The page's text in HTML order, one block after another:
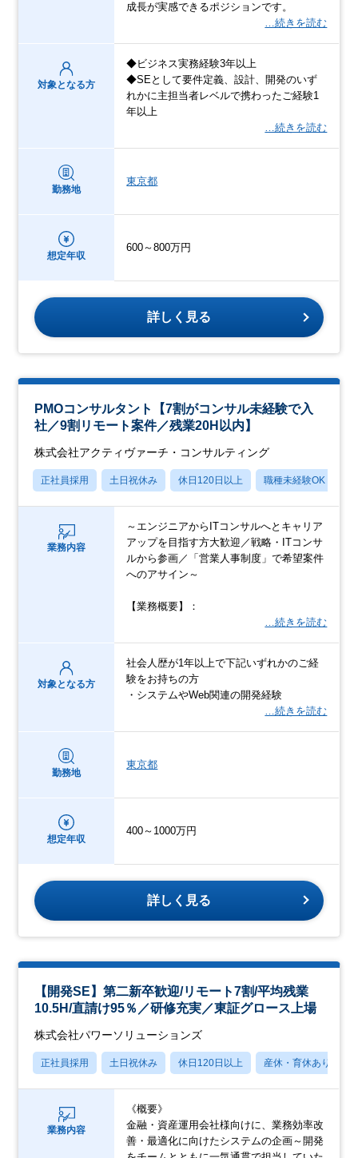
成長が実感できるポジションです。
…続きを読む
対象となる方
◆ビジネス実務経験3年以上
◆SEとして要件定義、設計、開発のいず
れかに主担当者レベルで携わったご経験1
年以上
…続きを読む
勤務地
東京都
想定年収
600～800万円
詳しく見る
PMOコンサルタント【7割がコンサル未経験で入
社／9割リモート案件／残業20H以内】
株式会社アクティヴァーチ・コンサルティング
正社員採用 土日祝休み 休日120日以上 職種未経験OK
業務内容
～エンジニアからITコンサルへとキャリア
アップを目指す方大歓迎／戦略・ITコンサ
ルから参画／「営業人事制度」で希望案件
へのアサイン～
【業務概要】：
…続きを読む
対象となる方
社会人歴が1年以上で下記いずれかのご経
験をお持ちの方
・システムやWeb関連の開発経験
…続きを読む
勤務地
東京都
想定年収
400～1000万円
詳しく見る
【開発SE】第二新卒歓迎/リモート7割/平均残業
10.5H/直請け95％／研修充実／東証グロース上場
株式会社パワーソリューションズ
正社員採用 土日祝休み 休日120日以上 産休・育休あり
業務内容
《概要》
金融・資産運用会社様向けに、業務効率改
善・最適化に向けたシステムの企画～開発